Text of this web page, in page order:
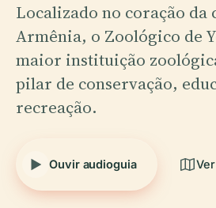
Localizado no coração da
Armênia, o Zoológico de
maior instituição
pilar de conservação,
recreação.
Ouvir audioguia